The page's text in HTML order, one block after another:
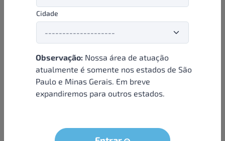
Cidade
Observação: Nossa área de atuação
atualmente é somente nos estados de São
Paulo e Minas Gerais. Em breve
expandiremos para outros estados.
Formas de pagamento
Institucional
Sobre nós
Condições e termos
Seja um parceiro